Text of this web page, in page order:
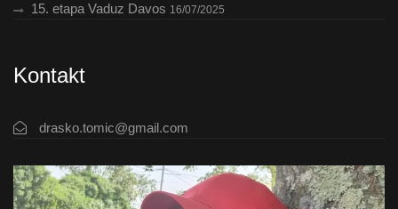
15. etapa Vaduz Davos 16/07/2025
Kontakt
drasko.tomic@gmail.com